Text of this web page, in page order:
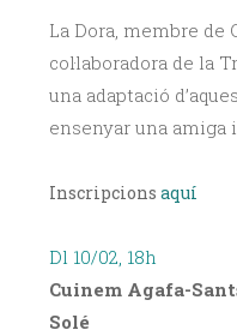
La Dora, membre de
col·laboradora de la
una adaptació
ensenyar una amiga
Inscripcions aquí
Dl 10/02, 18h
Cuinem Agafa-
Solé